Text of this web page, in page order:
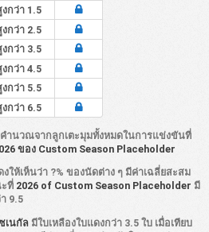
งกว่า 1.5
งกว่า 2.5
งกว่า 3.5
งกว่า 4.5
งกว่า 5.5
งกว่า 6.5
คำนวณจากลูกเตะมุมทั้งหมดในการแข่งขันที่
ของ Custom Season Placeholder
งให้เห็นว่า ?% ของนัดต่าง ๆ มีค่าเฉลี่ยสะสม
ที่ 2026 of Custom Season Placeholder มี
9.5
เนกัล มีใบเหลืองใบแดงกว่า 3.5 ใบ เมื่อเทียบ